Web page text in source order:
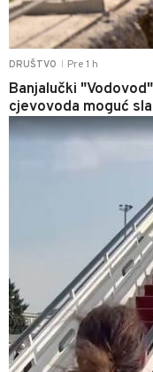
DRUŠTVO Pre 1 h
Banjalučki
cjevovoda moguć